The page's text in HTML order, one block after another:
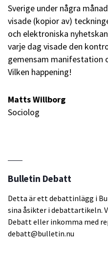
Sverige under några
visade (kopior av)
och elektroniska
varje dag visade den
gemensam manifestation
Vilken happening!
Matts Willborg
Sociolog
Bulletin Debatt
Detta är ett debattinlägg i
sina åsikter i debattartikeln.
Debatt eller inkomma med
debatt@bulletin.nu